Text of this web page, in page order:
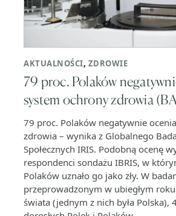
AKTUALNOŚCI, ZDROWIE
79 proc. Polaków
system ochrony zdrowia
79 proc. Polaków negatywnie
zdrowia – wynika z Globalnego
Społecznych IRIS. Podobną ocenę
respondenci sondażu IBRIS, w
Polaków uznało go jako zły. W
przeprowadzonym w ubiegłym
świata (jednym z nich była Polska),